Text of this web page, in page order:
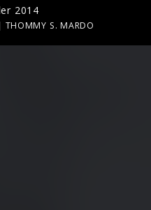
2014
THOMMY S. MARDO